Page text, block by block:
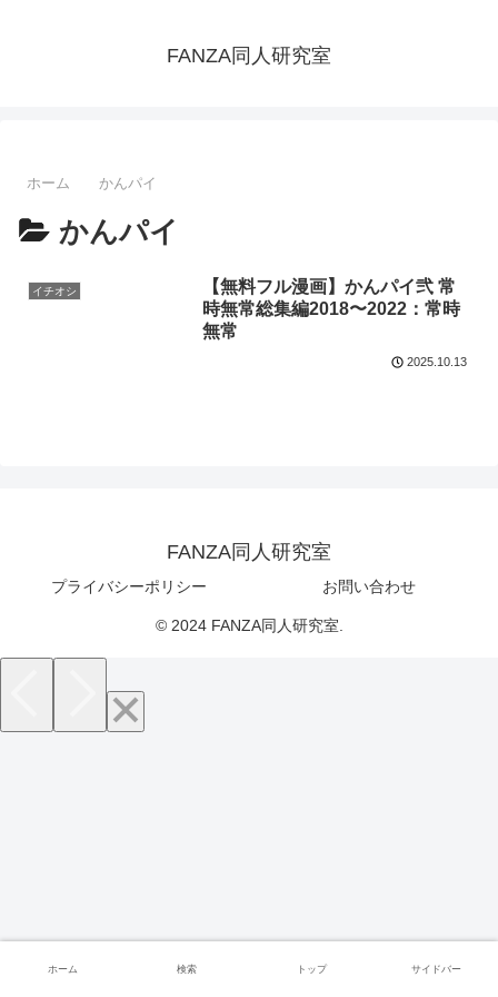
FANZA同人研究室
ホーム かんパイ
かんパイ
イチオシ
【無料フル漫画】かんパイ弐 常
時無常総集編2018〜2022：常時
無常
2025.10.13
FANZA同人研究室
プライバシーポリシー お問い合わせ
© 2024 FANZA同人研究室.
ホーム 検索 トップ サイドバー